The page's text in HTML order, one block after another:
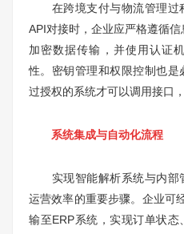
在跨境支付与物流管理过
API对接时，企业应严格遵循
加密数据传输，并使用认证
性。密钥管理和权限控制也
过授权的系统才可以调用接口
系统集成与自动化流程
实现智能解析系统与内部
运营效率的重要步骤。企业可
输至ERP系统，实现订单状